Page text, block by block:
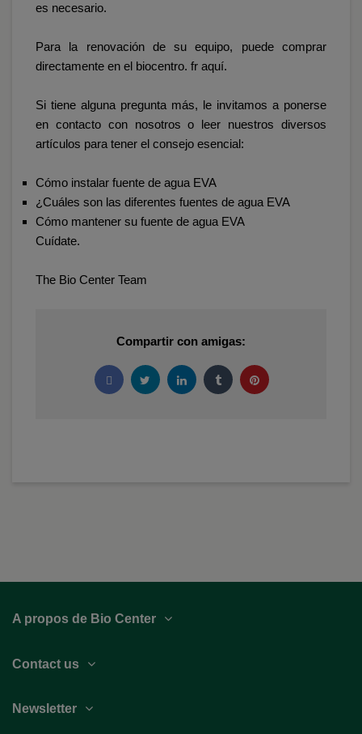
es necesario.
Para la renovación de su equipo, puede comprar
directamente en el biocentro. fr aquí.
Si tiene alguna pregunta más, le invitamos a ponerse
en contacto con nosotros o leer nuestros diversos
artículos para tener el consejo esencial:
Cómo instalar fuente de agua EVA
¿Cuáles son las diferentes fuentes de agua EVA
Cómo mantener su fuente de agua EVA
Cuídate.
The Bio Center Team
Compartir con amigas:
A propos de Bio Center
Contact us
Newsletter